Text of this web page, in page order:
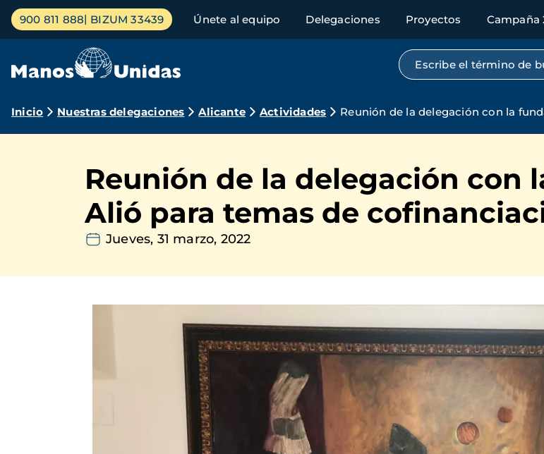
Pasar
contenido
Menú
principal
900 811 888 BIZUM 33439 Únete al equipo Delegaciones Proyectos Campaña
Búsqueda por texto
Ruta
navegación
Inicio Nuestras delegaciones Alicante Actividades Reunión de la delegación con la
Reunión de la delegación con
Alió para temas de
Jueves, 31 marzo, 2022